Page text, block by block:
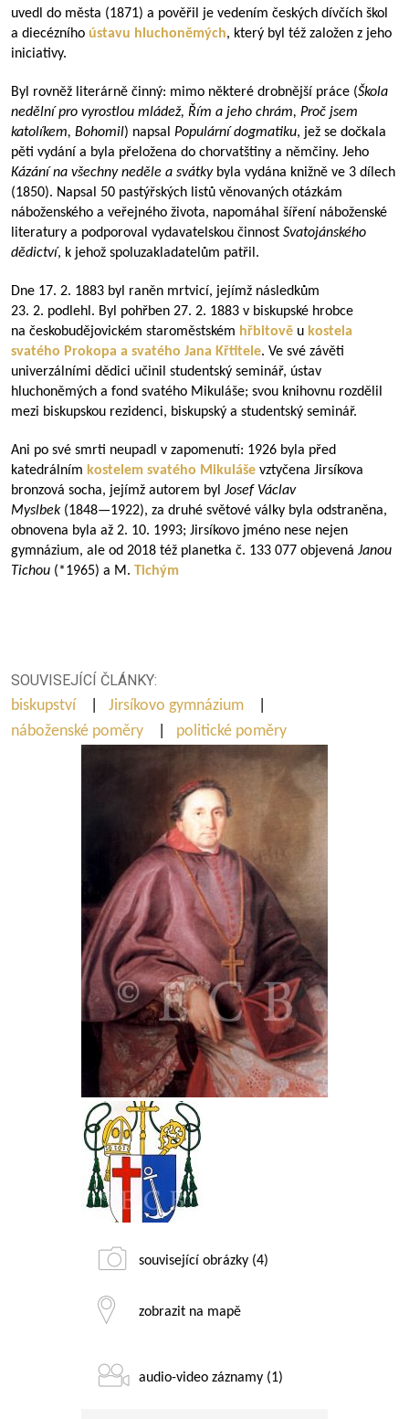
uvedl do města (1871) a pověřil je vedením českých dívčích škol
a diecézního ústavu hluchoněmých, který byl též založen z jeho
iniciativy.
Byl rovněž literárně činný: mimo některé drobnější práce (Škola
nedělní pro vyrostlou mládež, Řím a jeho chrám, Proč jsem
katolíkem, Bohomil) napsal Populární dogmatiku, jež se dočkala
pěti vydání a byla přeložena do chorvatštiny a němčiny. Jeho
Kázání na všechny neděle a svátkybyla vydána knižně ve 3 dílech
(1850). Napsal 50 pastýřských listů věnovaných otázkám
náboženského a veřejného života, napomáhal šíření náboženské
literatury a podporoval vydavatelskou činnost Svatojánského
dědictví, k jehož spoluzakladatelům patřil.
Dne 17. 2. 1883 byl raněn mrtvicí, jejímž následkům
23. 2. podlehl. Byl pohřben 27. 2. 1883 v biskupské hrobce
na českobudějovickém staroměstském hřbitově u kostela
svatého Prokopa a svatého Jana Křtitele. Ve své závěti
univerzálními dědici učinil studentský seminář, ústav
hluchoněmých a fond svatého Mikuláše; svou knihovnu rozdělil
mezi biskupskou rezidenci, biskupský a studentský seminář.
Ani po své smrti neupadl v zapomenutí: 1926 byla před
katedrálním kostelem svatého Mikuláše vztyčena Jirsíkova
bronzová socha, jejímž autorem byl Josef Václav
Myslbek(1848—1922), za druhé světové války byla odstraněna,
obnovena byla až 2. 10. 1993; Jirsíkovo jméno nese nejen
gymnázium, ale od 2018 též planetka č. 133 077 objevená Janou
Tichou (*1965) a M. Tichým
SOUVISEJÍCÍ ČLÁNKY:
biskupství
Jirsíkovo gymnázium
náboženské poměry
politické poměry
související obrázky (4)
zobrazit na mapě
audio-video záznamy (1)